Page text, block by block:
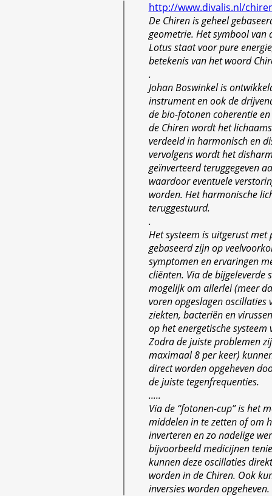
http://www.divalis.nl/
De Chiren is geheel
geometrie. Het symbool van
Lotus staat voor pure
betekenis van het woord
.
Johan Boswinkel is
instrument en ook de
de bio-fotonen coherentie
de Chiren wordt het
verdeeld in harmonisch en
vervolgens wordt het
geïnverteerd teruggegeven
waardoor eventuele
worden. Het harmonische
teruggestuurd.
.
Het systeem is uitgerust met
gebaseerd zijn op
symptomen en ervaringen
cliënten. Via de bijgeleverde
mogelijk om allerlei (meer
voren opgeslagen oscillaties
ziekten, bacteriën en
op het energetische systeem
Zodra de juiste problemen
maximaal 8 per keer)
direct worden opgeheven
de juiste tegenfrequenties.
.....
Via de “fotonen-cup” is het
middelen in te zetten of om
inverteren en zo nadelige
bijvoorbeeld medicijnen
kunnen deze oscillaties
worden in de Chiren. Ook
inversies worden opgeheven.